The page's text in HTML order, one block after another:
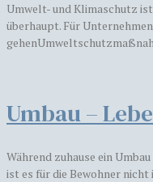
Umwelt- und Klimaschutz
überhaupt. Für
Umbau –
Während zuhause ein
ist es für die Bewohner nicht